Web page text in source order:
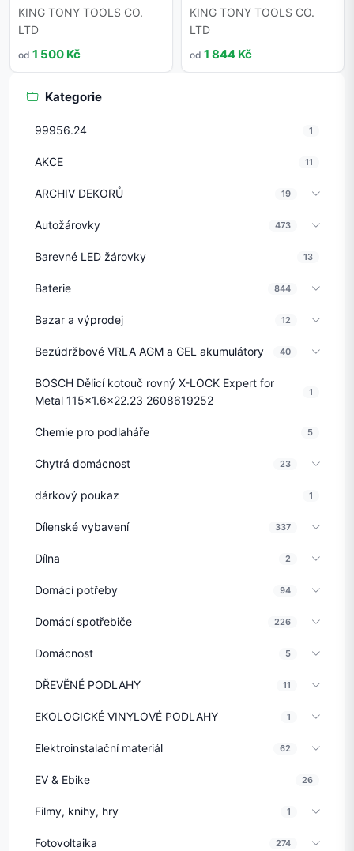
KING TONY TOOLS CO.
LTD
od 1 500 Kč
KING TONY TOOLS CO.
LTD
od 1 844 Kč
Kategorie
99956.24 1
AKCE 11
ARCHIV DEKORŮ 19
Autožárovky 473
Barevné LED žárovky 13
Baterie 844
Bazar a výprodej 12
Bezúdržbové VRLA AGM a GEL akumulátory 40
BOSCH Dělicí kotouč rovný X-LOCK Expert for
Metal 115x1.6x22.23 2608619252
1
Chemie pro podlaháře 5
Chytrá domácnost 23
dárkový poukaz 1
Dílenské vybavení 337
Dílna 2
Domácí potřeby 94
Domácí spotřebiče 226
Domácnost 5
DŘEVĚNÉ PODLAHY 11
EKOLOGICKÉ VINYLOVÉ PODLAHY 1
Elektroinstalační materiál 62
EV & Ebike 26
Filmy, knihy, hry 1
Fotovoltaika 274